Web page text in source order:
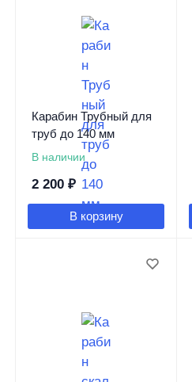
Карабин Трубный для
труб до 140 мм
В наличии
2 200 ₽
В корзину